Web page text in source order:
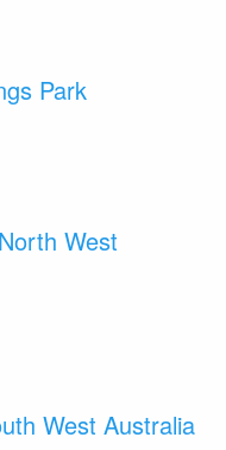
Park
West
West Australia